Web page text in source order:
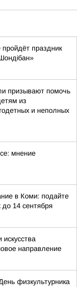
пройдёт праздник
призывают помочь
из
и неполных
мнение
в Коми: подайте
до 14 сентября
направление
физкультурника